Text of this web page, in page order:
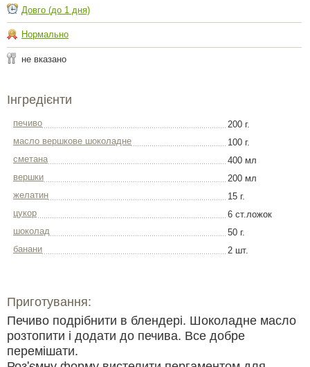
Довго (до 1 дня)
Нормально
не вказано
Інгредієнти
печиво
200 г.
масло вершкове шоколадне
100 г.
сметана
400 мл
вершки
200 мл
желатин
15 г.
цукор
6 ст.ложок
шоколад
50 г.
банани
2 шт.
Приготування:
Печиво подрібнити в блендері. Шоколадне масло
розтопити і додати до печива. Все добре
перемішати.